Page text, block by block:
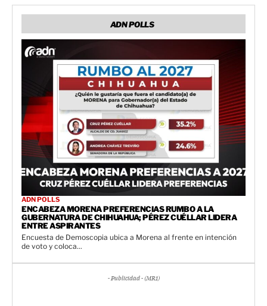
ADN POLLS
ADN POLLS
ENCABEZA MORENA PREFERENCIAS RUMBO A LA
GUBERNATURA DE CHIHUAHUA; PÉREZ CUÉLLAR LIDERA
ENTRE ASPIRANTES
Encuesta de Demoscopia ubica a Morena al frente en intención
de voto y coloca...
- Publicidad - (MR1)